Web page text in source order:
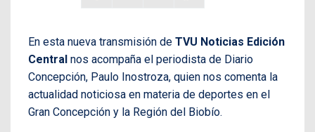
En esta nueva transmisión de TVU Noticias Edición
Central nos acompaña el periodista de Diario
Concepción, Paulo Inostroza, quien nos comenta la
actualidad noticiosa en materia de deportes en el
Gran Concepción y la Región del Biobío.